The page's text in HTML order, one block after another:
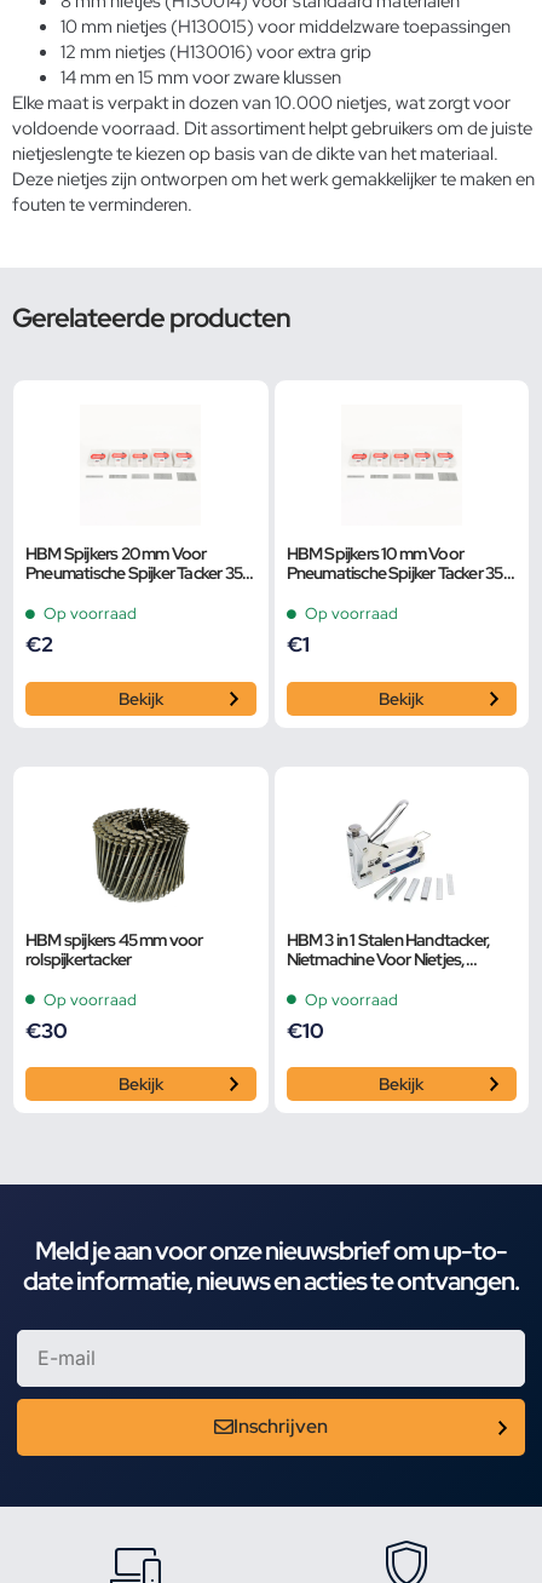
10 mm nietjes (H130015) voor middelzware toepassingen
12 mm nietjes (H130016) voor extra grip
14 mm en 15 mm voor zware klussen
Elke maat is verpakt in dozen van 10.000 nietjes, wat zorgt voor
voldoende voorraad. Dit assortiment helpt gebruikers om de juiste
nietjeslengte te kiezen op basis van de dikte van het materiaal.
Deze nietjes zijn ontworpen om het werk gemakkelijker te maken en
fouten te verminderen.
Gerelateerde producten
HBM Spijkers 20 mm Voor
Pneumatische Spijker Tacker 35
Op voorraad
€2
Bekijk
HBM Spijkers 10 mm Voor
Pneumatische Spijker Tacker 35
Op voorraad
€1
Bekijk
HBM spijkers 45 mm voor
rolspijkertacker
Op voorraad
€30
Bekijk
HBM 3 in 1 Stalen Handtacker,
Nietmachine Voor Nietjes,
Op voorraad
€10
Bekijk
Meld je aan voor onze nieuwsbrief om up-to-
date informatie, nieuws en acties te ontvangen.
Inschrijven